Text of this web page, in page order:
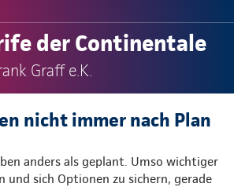
der Continentale
Graff e.K.
nicht immer nach Plan
anders als geplant. Umso wichtiger
und sich Optionen zu sichern, gerade